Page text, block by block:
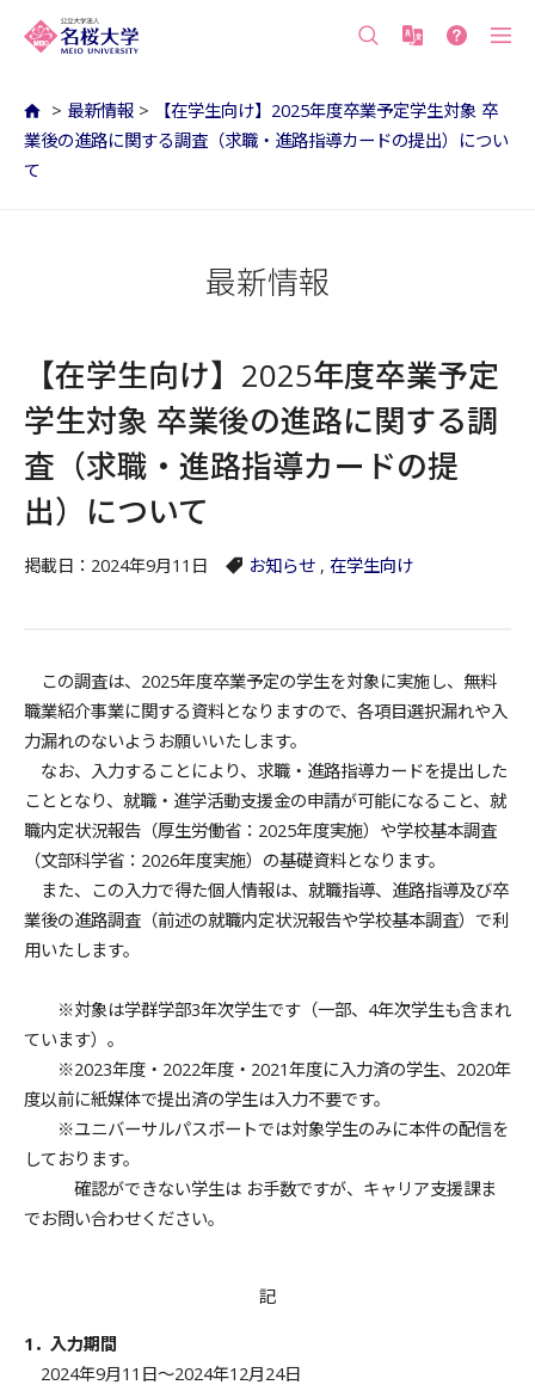
> 最新情報 >
【在学生向け】2025年度卒業予定学生対象 卒
業後の進路に関する調査（求職・進路指導カードの提出）につい
て
最新情報
【在学生向け】2025年度卒業予定
学生対象 卒業後の進路に関する調
査（求職・進路指導カードの提
出）について
掲載日：2024年9月11日 お知らせ , 在学生向け
この調査は、2025年度卒業予定の学生を対象に実施し、無料
職業紹介事業に関する資料となりますので、各項目選択漏れや入
力漏れのないようお願いいたします。
なお、入力することにより、求職・進路指導カードを提出した
こととなり、就職・進学活動支援金の申請が可能になること、就
職内定状況報告（厚生労働省：2025年度実施）や学校基本調査
（文部科学省：2026年度実施）の基礎資料となります。
また、この入力で得た個人情報は、就職指導、進路指導及び卒
業後の進路調査（前述の就職内定状況報告や学校基本調査）で利
用いたします。
※対象は学群学部3年次学生です（一部、4年次学生も含まれ
ています）。
※2023年度・2022年度・2021年度に入力済の学生、2020年
度以前に紙媒体で提出済の学生は入力不要です。
※ユニバーサルパスポートでは対象学生のみに本件の配信を
しております。
確認ができない学生は お手数ですが、キャリア支援課ま
でお問い合わせください。
記
1．入力期間
2024年9月11日～2024年12月24日